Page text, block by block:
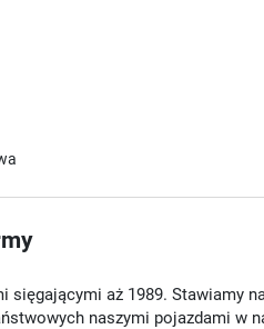
aż 1989. Stawiamy
naszymi pojazdami w